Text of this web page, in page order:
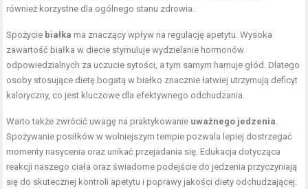
również korzystne dla ogólnego stanu zdrowia.
Spożycie białka ma znaczący wpływ na regulację apetytu. Wysoka
zawartość białka w diecie stymuluje wydzielanie hormonów
odpowiedzialnych za uczucie sytości, a tym samym hamuje głód. Dlatego
osoby stosujące dietę bogatą w białko znacznie łatwiej utrzymują deficyt
kaloryczny, co jest kluczowe dla efektywnego odchudzania.
Warto także zwrócić uwagę na praktykowanie uważnego jedzenia.
Spożywanie posiłków w wolniejszym tempie pozwala lepiej dostrzegać
momenty nasycenia oraz unikać przejadania się. Edukacja dotycząca
reakcji naszego ciała oraz świadome podejście do jedzenia przyczyniają
się do skutecznej kontroli apetytu i poprawy jakości diety odchudzającej.